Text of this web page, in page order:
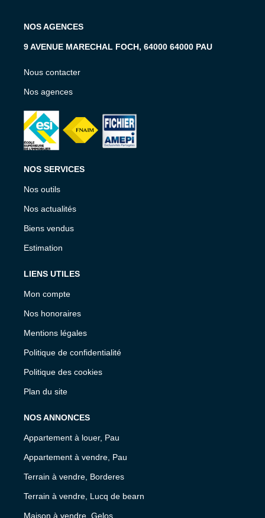
NOS AGENCES
9 AVENUE MARECHAL FOCH, 64000 64000 PAU
Nous contacter
Nos agences
NOS SERVICES
Nos outils
Nos actualités
Biens vendus
Estimation
LIENS UTILES
Mon compte
Nos honoraires
Mentions légales
Politique de confidentialité
Politique des cookies
Plan du site
NOS ANNONCES
Appartement à louer, Pau
Appartement à vendre, Pau
Terrain à vendre, Borderes
Terrain à vendre, Lucq de bearn
Maison à vendre, Gelos